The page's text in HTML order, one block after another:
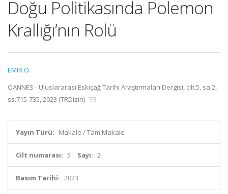
Doğu Politikasında Polemon
Krallığı’nın Rolü
EMIR O.
OANNES - Uluslararası Eskiçağ Tarihi Araştırmaları Dergisi, cilt.5, sa.2,
ss.715-735, 2023 (TRDizin)
Yayın Türü: Makale / Tam Makale
Cilt numarası: 5 Sayı: 2
Basım Tarihi: 2023